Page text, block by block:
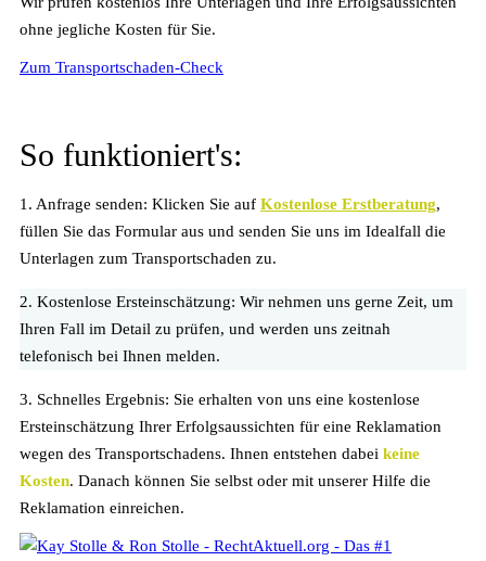
ohne jegliche Kosten für Sie.
Zum Transportschaden-Check
So funktioniert's:
1. Anfrage senden: Klicken Sie auf Kostenlose Erstberatung,
füllen Sie das Formular aus und senden Sie uns im Idealfall die
Unterlagen zum Transportschaden zu.
2. Kostenlose Ersteinschätzung: Wir nehmen uns gerne Zeit, um
Ihren Fall im Detail zu prüfen, und werden uns zeitnah
telefonisch bei Ihnen melden.
3. Schnelles Ergebnis: Sie erhalten von uns eine kostenlose
Ersteinschätzung Ihrer Erfolgsaussichten für eine Reklamation
wegen des Transportschadens. Ihnen entstehen dabei keine
Kosten. Danach können Sie selbst oder mit unserer Hilfe die
Reklamation einreichen.